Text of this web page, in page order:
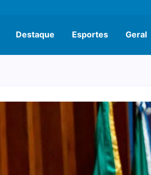
Destaque Esportes Geral